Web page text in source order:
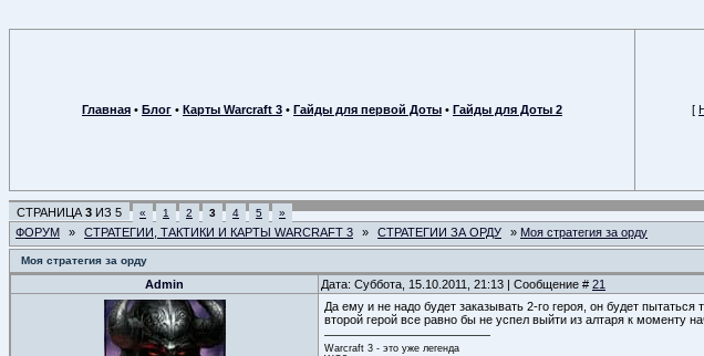
Главная • Блог • Карты Warcraft 3 • Гайды для первой Доты • Гайды для Доты 2 [
СТРАНИЦА 3 ИЗ 5 « 1 2 3 4 5 »
ФОРУМ » СТРАТЕГИИ, ТАКТИКИ И КАРТЫ WARCRAFT 3 » СТРАТЕГИИ ЗА ОРДУ » Моя стратегия за орду
Моя стратегия за орду
Admin Дата: Суббота, 15.10.2011, 21:13 | Сообщение # 21
Да ему и не надо будет заказывать 2-го героя, он будет
второй герой все равно бы не успел выйти из алтаря к моменту
Warcraft 3 - это уже легенда